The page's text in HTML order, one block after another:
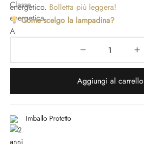
energetico. Bolletta più leggera!
Come scelgo la lampadina?
Aggiungi al carrello
Imballo Protetto